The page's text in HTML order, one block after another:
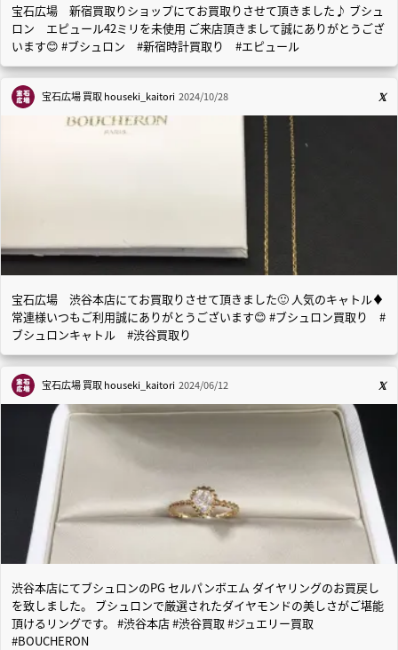
宝石広場 新宿買取りショップにてお買取りさせて頂きました♪ ブシュ
ロン エピュール42ミリを未使用 ご来店頂きまして誠にありがとうござ
います😊 #ブシュロン #新宿時計買取り #エピュール
宝石広場 買取houseki_kaitori 2024/10/28
宝石広場 渋谷本店にてお買取りさせて頂きました🙂 人気のキャトル♦️
常連様いつもご利用誠にありがとうございます😊 #ブシュロン買取り #
ブシュロンキャトル #渋谷買取り
宝石広場 買取houseki_kaitori 2024/06/12
渋谷本店にてブシュロンのPG セルパンボエム ダイヤリングのお買戻し
を致しました。 ブシュロンで厳選されたダイヤモンドの美しさがご堪能
頂けるリングです。 #渋谷本店 #渋谷買取 #ジュエリー買取
#BOUCHERON